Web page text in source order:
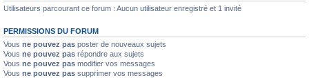
Utilisateurs parcourant ce forum : Aucun utilisateur enregistré et 1 invité
PERMISSIONS DU FORUM
Vous ne pouvez pas poster de nouveaux sujets
Vous ne pouvez pas répondre aux sujets
Vous ne pouvez pas modifier vos messages
Vous ne pouvez pas supprimer vos messages